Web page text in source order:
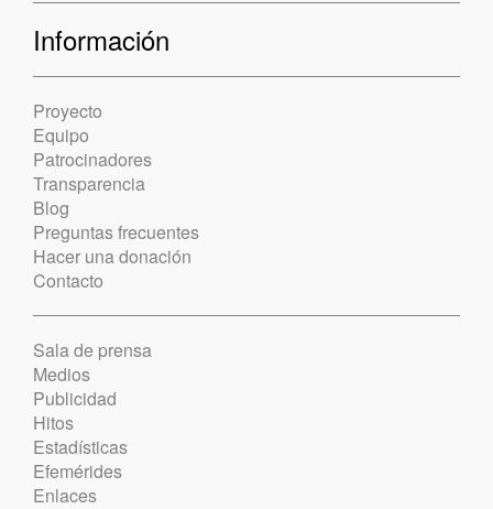
Información
Proyecto
Equipo
Patrocinadores
Transparencia
Blog
Preguntas frecuentes
Hacer una donación
Contacto
Sala de prensa
Medios
Publicidad
Hitos
Estadísticas
Efemérides
Enlaces